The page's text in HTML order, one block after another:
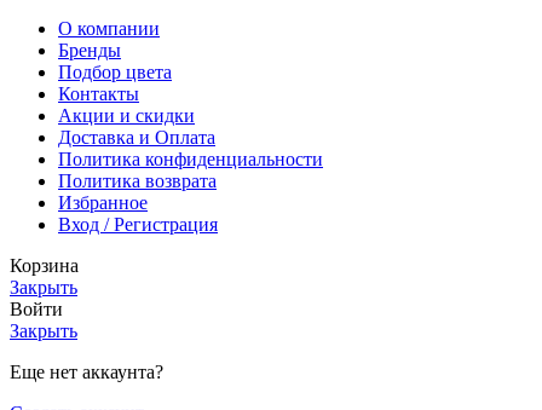
О компании
Бренды
Подбор цвета
Контакты
Акции и скидки
Доставка и Оплата
Политика конфиденциальности
Политика возврата
Избранное
Вход / Регистрация
Корзина
Закрыть
Войти
Закрыть
Еще нет аккаунта?